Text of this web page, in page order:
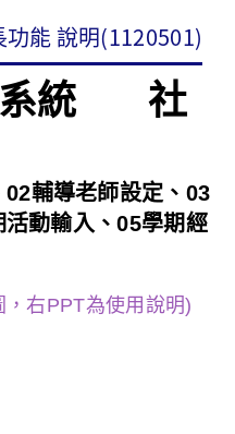
能 說明(1120501)
統
社
02輔導老師設定、 03
活動輸入、05學期經
，右PPT為使用說明)